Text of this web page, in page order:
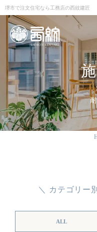
堺市で注文住宅なら工務店の西紋建匠
＼ カテゴリー
ALL